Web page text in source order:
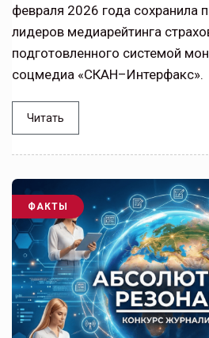
февраля 2026 года сохранила
лидеров медиарейтинга
подготовленного системой
соцмедиа «СКАН–Интерфакс».
Читать
ФАКТЫ